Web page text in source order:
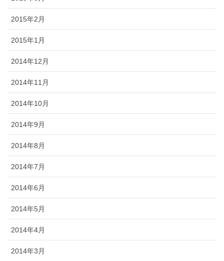
2015年2月
2015年1月
2014年12月
2014年11月
2014年10月
2014年9月
2014年8月
2014年7月
2014年6月
2014年5月
2014年4月
2014年3月